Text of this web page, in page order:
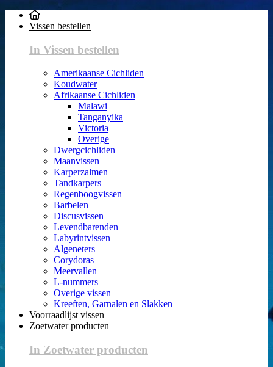
Vissen bestellen
In Vissen bestellen
Amerikaanse Cichliden
Koudwater
Afrikaanse Cichliden
Malawi
Tanganyika
Victoria
Overige
Dwergcichliden
Maanvissen
Karperzalmen
Tandkarpers
Regenboogvissen
Barbelen
Discusvissen
Levendbarenden
Labyrintvissen
Algeneters
Corydoras
Meervallen
L-nummers
Overige vissen
Kreeften, Garnalen en Slakken
Voorraadlijst vissen
Zoetwater producten
In Zoetwater producten